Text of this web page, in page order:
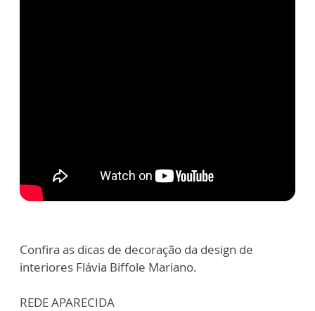
Confira as dicas de decoração da design de
interiores Flávia Biffole Mariano.
REDE APARECIDA